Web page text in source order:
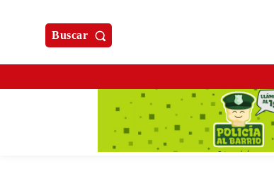
Buscar